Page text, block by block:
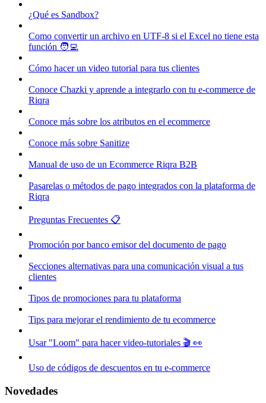
¿Qué es Sandbox?
Como convertir un archivo en UTF-8 si el Excel no tiene esta
función 🧑‍💻
Cómo hacer un video tutorial para tus clientes
Conoce Chazki y aprende a integrarlo con tu e-commerce de
Riqra
Conoce más sobre los atributos en el ecommerce
Conoce más sobre Sanitize
Manual de uso de un Ecommerce Riqra B2B
Pasarelas o métodos de pago integrados con la plataforma de
Riqra
Preguntas Frecuentes 📋
Promoción por banco emisor del documento de pago
Secciones alternativas para una comunicación visual a tus
clientes
Tipos de promociones para tu plataforma
Tips para mejorar el rendimiento de tu ecommerce
Usar "Loom" para hacer video-tutoriales 🎬 👀
Uso de códigos de descuentos en tu e-commerce
Novedades